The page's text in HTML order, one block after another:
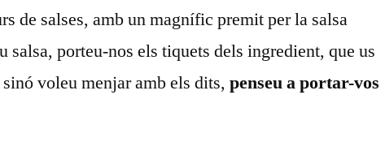
de salses, amb un magnífic premit per la salsa
salsa, porteu-nos els tiquets dels ingredient, que us
voleu menjar amb els dits,penseu a portar-vos